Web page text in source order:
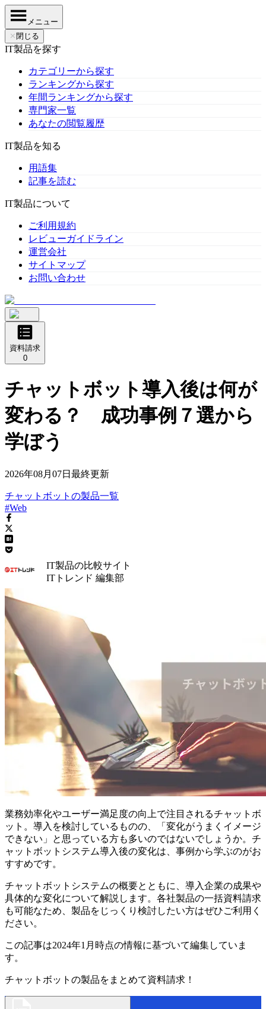
メニュー
✕ 閉じる
IT製品を探す
カテゴリーから探す
ランキングから探す
年間ランキングから探す
専門家一覧
あなたの閲覧履歴
IT製品を知る
用語集
記事を読む
IT製品について
ご利用規約
レビューガイドライン
運営会社
サイトマップ
お問い合わせ
資料請求
0
チャットボット導入後は何が
変わる？ 成功事例７選から
学ぼう
2026年08月07日 最終更新
チャットボット の製品一覧
#Web
IT製品の比較サイト
ITトレンド 編集部
業務効率化やユーザー満足度の向上で注目されるチャットボ
ット。導入を検討しているものの、「変化がうまくイメージ
できない」と思っている方も多いのではないでしょうか。チ
ャットボットシステム導入後の変化は、事例から学ぶのがお
すすめです。
チャットボットシステムの概要とともに、導入企業の成果や
具体的な変化について解説します。各社製品の一括資料請求
も可能なため、製品をじっくり検討したい方はぜひご利用く
ださい。
この記事は2024年1月時点の情報に基づいて編集していま
す。
チャットボットの製品をまとめて資料請求！